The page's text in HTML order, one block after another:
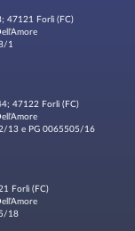
47121 Forlì (FC)
1
47122 Forlì (FC)
13 e PG 0065505/16
Forlì (FC)
18